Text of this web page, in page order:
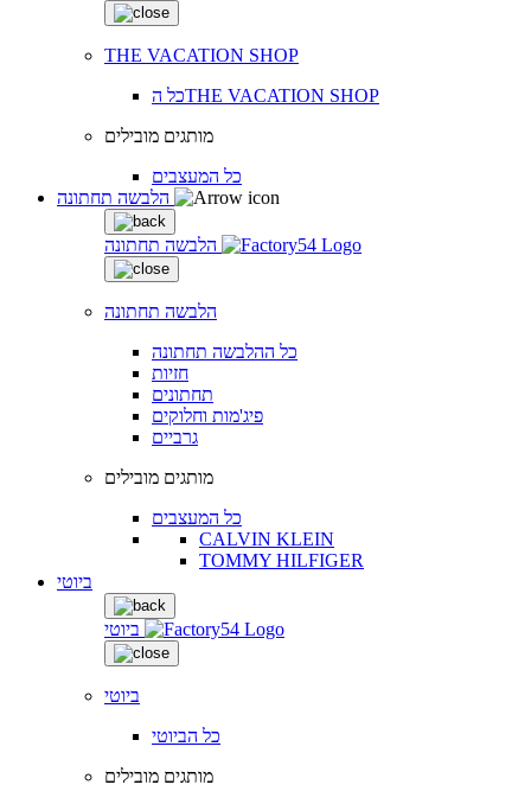
THE VACATION SHOP
כל הTHE VACATION SHOP
מותגים מובילים
כל המעצבים
הלבשה תחתונה
הלבשה תחתונה
כל ההלבשה תחתונה
חזיות
תחתונים
פיג'מות וחלוקים
גרביים
מותגים מובילים
כל המעצבים
CALVIN KLEIN
TOMMY HILFIGER
ביוטי
ביוטי
ביוטי
כל הביוטי
מותגים מובילים